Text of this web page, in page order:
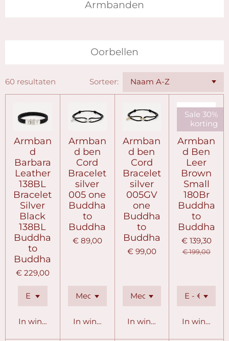
Armbanden
Oorbellen
60 resultaten Sorteer:
Armban
d
Barbara
Leather
138BL
Bracelet
Silver
Black
138BL
Buddha
to
Buddha
€ 229,00
In winkelwagen
Armban
d ben
Cord
Bracelet
silver
005 one
Buddha
to
Buddha
€ 89,00
In winkelwagen
Armban
d ben
Cord
Bracelet
silver
005GV
one
Buddha
to
Buddha
€ 99,00
In winkelwagen
Sale 30%
korting
Armban
d Ben
Leer
Brown
Small
180Br
Buddha
to
Buddha
€ 139,30
€ 199,00
In